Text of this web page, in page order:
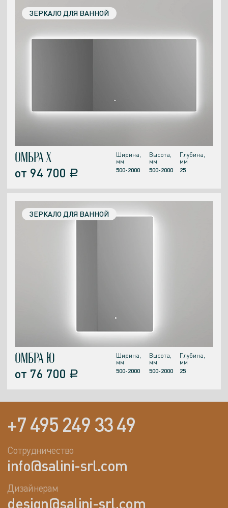
ЗЕРКАЛО ДЛЯ ВАННОЙ
Ширина,
мм
500-2000
Высота,
мм
500-2000
Глубина,
мм
25
ОМБРА Х
от 94 700 a
ЗЕРКАЛО ДЛЯ ВАННОЙ
Ширина,
мм
500-2000
Высота,
мм
500-2000
Глубина,
мм
25
ОМБРА Ю
от 76 700 a
+7 495 249 33 49
Сотрудничество
info@salini-srl.com
Дизайнерам
design@salini-srl.com